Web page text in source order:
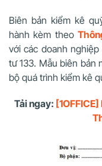
Biên bản kiểm kê
hành kèm theo
với các doanh
tư 133. Mẫu biên bản
bộ quá trình kiểm kê
Tải ngay: